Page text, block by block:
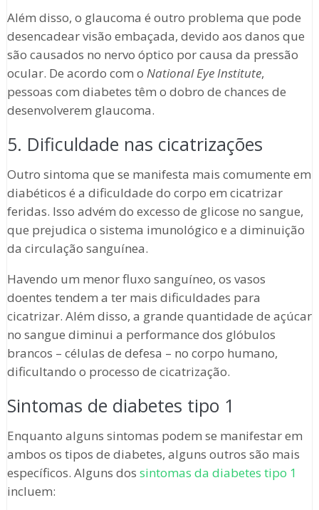
Além disso, o glaucoma é outro problema que pode
desencadear visão embaçada, devido aos danos que
são causados no nervo óptico por causa da pressão
ocular. De acordo com o National Eye Institute,
pessoas com diabetes têm o dobro de chances de
desenvolverem glaucoma.
5. Dificuldade nas cicatrizações
Outro sintoma que se manifesta mais comumente em
diabéticos é a dificuldade do corpo em cicatrizar
feridas. Isso advém do excesso de glicose no sangue,
que prejudica o sistema imunológico e a diminuição
da circulação sanguínea.
Havendo um menor fluxo sanguíneo, os vasos
doentes tendem a ter mais dificuldades para
cicatrizar. Além disso, a grande quantidade de açúcar
no sangue diminui a performance dos glóbulos
brancos – células de defesa – no corpo humano,
dificultando o processo de cicatrização.
Sintomas de diabetes tipo 1
Enquanto alguns sintomas podem se manifestar em
ambos os tipos de diabetes, alguns outros são mais
específicos. Alguns dos sintomas da diabetes tipo 1
incluem: